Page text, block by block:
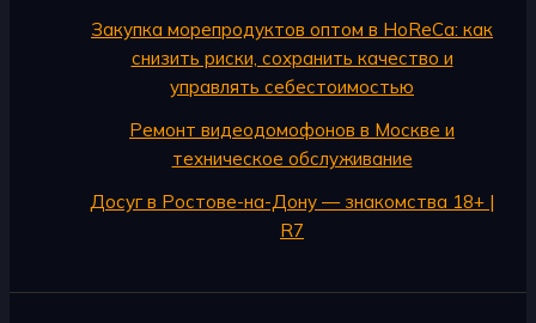
Закупка морепродуктов оптом в HoReCa: как
снизить риски, сохранить качество и
управлять себестоимостью
Ремонт видеодомофонов в Москве и
техническое обслуживание
Досуг в Ростове-на-Дону — знакомства 18+ |
R7